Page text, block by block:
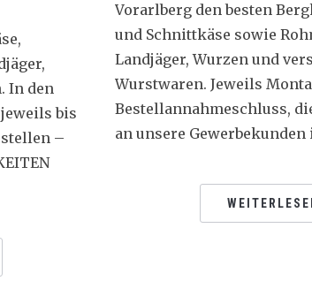
In den
bis
–
Vorarlberg den besten
und Schnittkäse sowie
Landjäger, Wurzen und
Wurstwaren. Jeweils
Bestellannahmeschluss,
an unsere